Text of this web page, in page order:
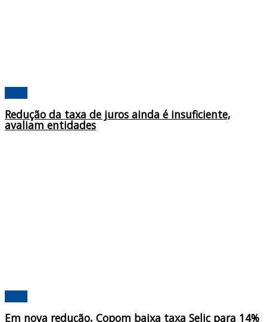
Redução da taxa de juros ainda é insuficiente,
avaliam entidades
Em nova redução, Copom baixa taxa Selic para 14%